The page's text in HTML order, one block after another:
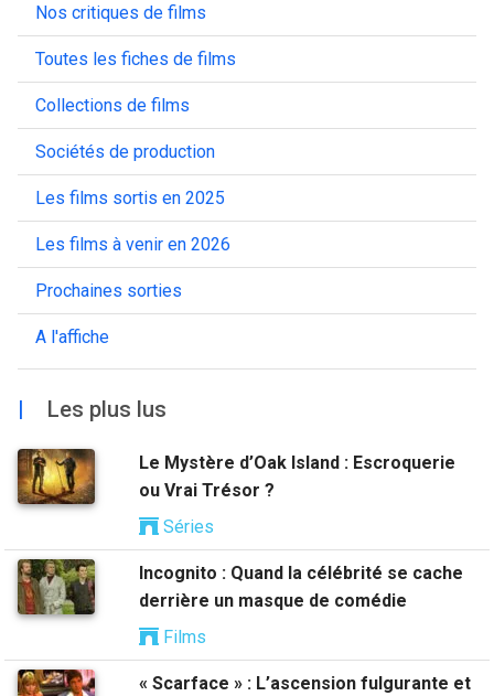
Nos critiques de films
Toutes les fiches de films
Collections de films
Sociétés de production
Les films sortis en 2025
Les films à venir en 2026
Prochaines sorties
A l'affiche
| Les plus lus
Le Mystère d’Oak Island : Escroquerie
ou Vrai Trésor ?
Séries
Incognito : Quand la célébrité se cache
derrière un masque de comédie
Films
« Scarface » : L’ascension fulgurante et